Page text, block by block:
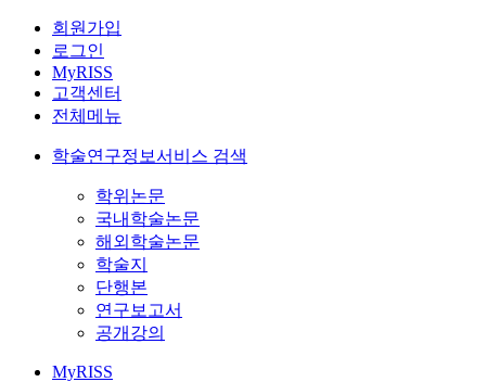
회원가입
로그인
MyRISS
고객센터
전체메뉴
학술연구정보서비스 검색
학위논문
국내학술논문
해외학술논문
학술지
단행본
연구보고서
공개강의
MyRISS